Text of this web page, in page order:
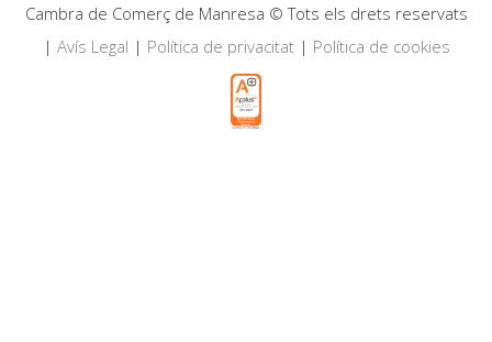
Cambra de Comerç de Manresa © Tots els drets reservats
| Avís Legal | Política de privacitat| Política de cookies